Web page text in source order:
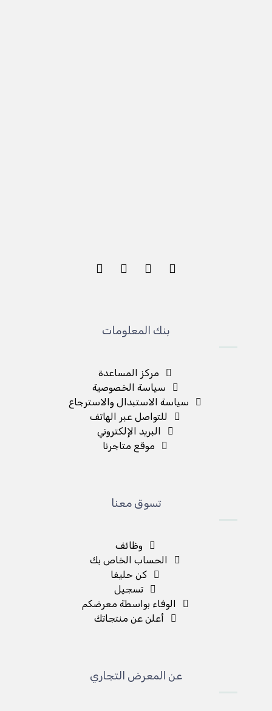
بنك المعلومات
مركز المساعدة
سياسة الخصوصية
سياسة الاستبدال والاسترجاع
للتواصل عبر الهاتف
البريد الإلكتروني
موقع متاجرنا
تسوق معنا
وظائف
الحساب الخاص بك
كن حليفا
تسجيل
الوفاء بواسطة معرضكم
أعلن عن منتجاتك
عن المعرض التجاري